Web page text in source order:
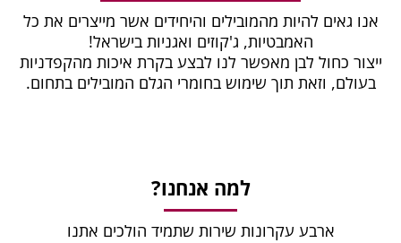
אנו גאים להיות מהמובילים והיחידים אשר מייצרים את כל
האמבטיות, ג'קוזים ואגניות בישראל!
ייצור כחול לבן מאפשר לנו לבצע בקרת איכות מהקפדניות
בעולם, וזאת תוך שימוש בחומרי הגלם המובילים בתחום.
למה אנחנו?
ארבע עקרונות שירות שתמיד הולכים אתנו